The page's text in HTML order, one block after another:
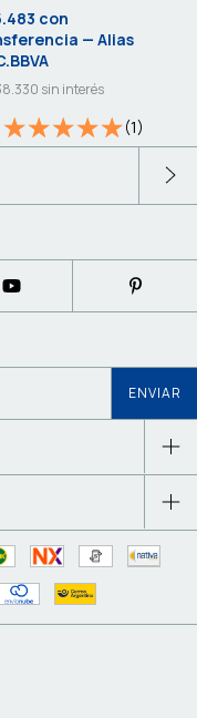
con
— Alias
sin interés
(1)